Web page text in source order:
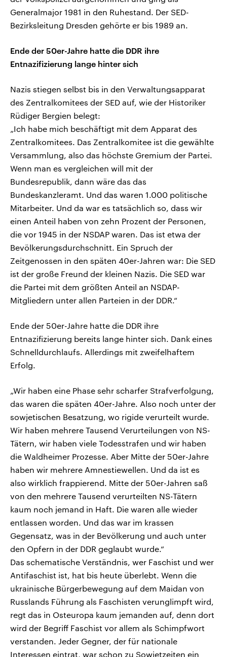
Generalmajor 1981 in den Ruhestand. Der SED-
Bezirksleitung Dresden gehörte er bis 1989 an.
Ende der 50er-Jahre hatte die DDR ihre
Entnazifizierung lange hinter sich
Nazis stiegen selbst bis in den Verwaltungsapparat
des Zentralkomitees der SED auf, wie der Historiker
Rüdiger Bergien belegt:
„Ich habe mich beschäftigt mit dem Apparat des
Zentralkomitees. Das Zentralkomitee ist die gewählte
Versammlung, also das höchste Gremium der Partei.
Wenn man es vergleichen will mit der
Bundesrepublik, dann wäre das das
Bundeskanzleramt. Und das waren 1.000 politische
Mitarbeiter. Und da war es tatsächlich so, dass wir
einen Anteil haben von zehn Prozent der Personen,
die vor 1945 in der NSDAP waren. Das ist etwa der
Bevölkerungsdurchschnitt. Ein Spruch der
Zeitgenossen in den späten 40er-Jahren war: Die SED
ist der große Freund der kleinen Nazis. Die SED war
die Partei mit dem größten Anteil an NSDAP-
Mitgliedern unter allen Parteien in der DDR.“
Ende der 50er-Jahre hatte die DDR ihre
Entnazifizierung bereits lange hinter sich. Dank eines
Schnelldurchlaufs. Allerdings mit zweifelhaftem
Erfolg.
„Wir haben eine Phase sehr scharfer Strafverfolgung,
das waren die späten 40er-Jahre. Also noch unter der
sowjetischen Besatzung, wo rigide verurteilt wurde.
Wir haben mehrere Tausend Verurteilungen von NS-
Tätern, wir haben viele Todesstrafen und wir haben
die Waldheimer Prozesse. Aber Mitte der 50er-Jahre
haben wir mehrere Amnestiewellen. Und da ist es
also wirklich frappierend. Mitte der 50er-Jahren saß
von den mehrere Tausend verurteilten NS-Tätern
kaum noch jemand in Haft. Die waren alle wieder
entlassen worden. Und das war im krassen
Gegensatz, was in der Bevölkerung und auch unter
den Opfern in der DDR geglaubt wurde.“
Das schematische Verständnis, wer Faschist und wer
Antifaschist ist, hat bis heute überlebt. Wenn die
ukrainische Bürgerbewegung auf dem Maidan von
Russlands Führung als Faschisten verunglimpft wird,
regt das in Osteuropa kaum jemanden auf, denn dort
wird der Begriff Faschist vor allem als Schimpfwort
verstanden. Jeder Gegner, der für nationale
Interessen eintrat, war schon zu Sowjetzeiten ein